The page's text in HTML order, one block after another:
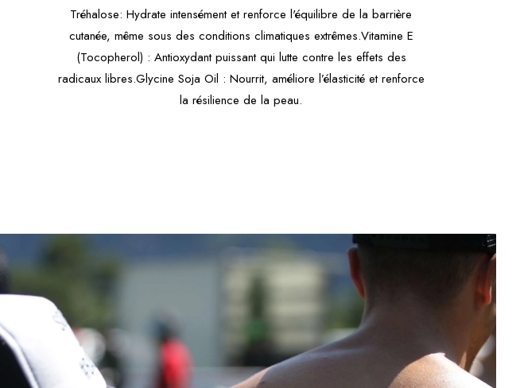
Tréhalose: Hydrate intensément et renforce l'équilibre de la barrière
cutanée, même sous des conditions climatiques extrêmes.Vitamine E
(Tocopherol) : Antioxydant puissant qui lutte contre les effets des
radicaux libres.Glycine Soja Oil : Nourrit, améliore l’élasticité et renforce
la résilience de la peau.